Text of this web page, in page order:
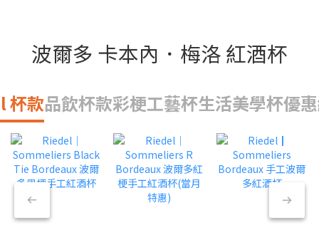
波爾多 卡本內．梅洛 紅酒杯
杯款品飲杯款彩梗工藝杯生活美學杯優